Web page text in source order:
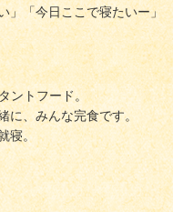
」「今日ここで寝たいー」
ントフード。
に、みんな完食です。
寝。